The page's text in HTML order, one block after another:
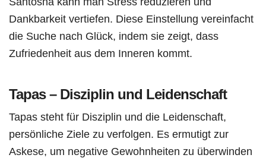
Dankbarkeit vertiefen. Diese Einstellung vereinfacht
die Suche nach Glück, indem sie zeigt, dass
Zufriedenheit aus dem Inneren kommt.
Tapas – Disziplin und Leidenschaft
Tapas steht für Disziplin und die Leidenschaft,
persönliche Ziele zu verfolgen. Es ermutigt zur
Askese, um negative Gewohnheiten zu überwinden